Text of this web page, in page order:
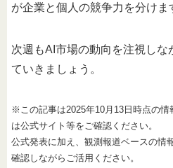
が企業と個人の競争力を分けま
次週もAI市場の動向を注視しな
ていきましょう。
※この記事は2025年10月13日時点の
は公式サイト等をご確認ください。
公式発表に加え、観測報道ベースの情
確認しながらご活用ください。